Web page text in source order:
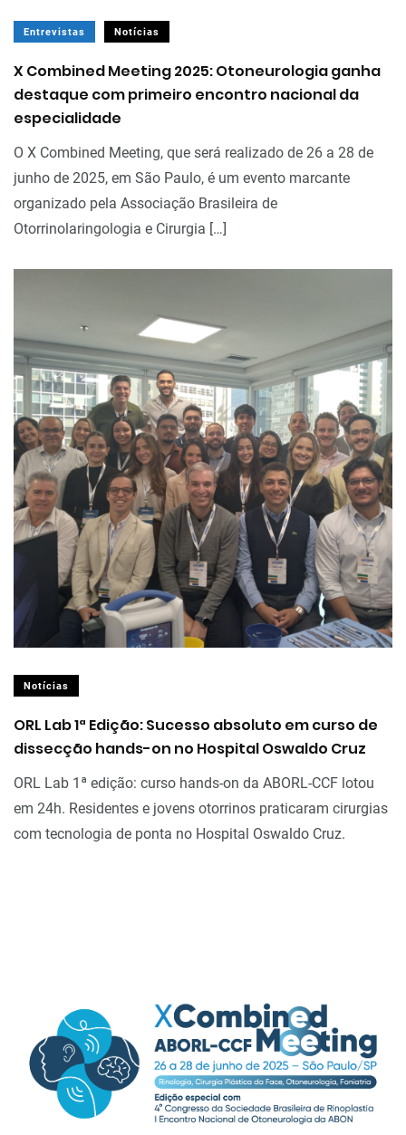
Entrevistas Notícias
X Combined Meeting 2025: Otoneurologia ganha
destaque com primeiro encontro nacional da
especialidade
O X Combined Meeting, que será realizado de 26 a 28 de
junho de 2025, em São Paulo, é um evento marcante
organizado pela Associação Brasileira de
Otorrinolaringologia e Cirurgia […]
Notícias
ORL Lab 1ª Edição: Sucesso absoluto em curso de
dissecção hands-on no Hospital Oswaldo Cruz
ORL Lab 1ª edição: curso hands-on da ABORL-CCF lotou
em 24h. Residentes e jovens otorrinos praticaram cirurgias
com tecnologia de ponta no Hospital Oswaldo Cruz.